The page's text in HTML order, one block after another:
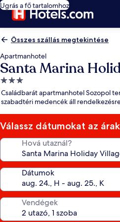
Ugrás a fő tartalomhoz
Összes szállás megtekintése
Apartmanhotel
Santa Marina
3.0
csillagos
szálláshely
Családbarát apartmanhotel Sozopol
szabadtéri medencék áll
Válassz dátumokat az
Hová utaznál?
Dátumok
Vendégek